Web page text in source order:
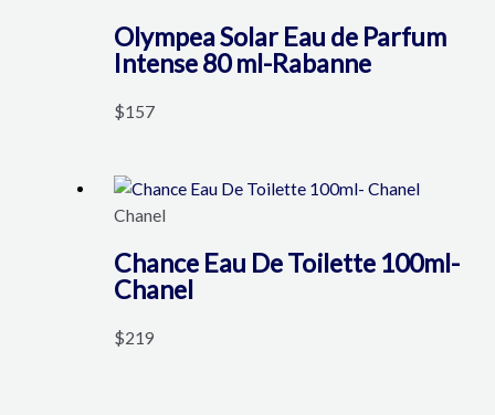
Olympea Solar Eau de Parfum
Intense 80 ml-Rabanne
$157
Chanel
Chance Eau De Toilette 100ml-
Chanel
$219